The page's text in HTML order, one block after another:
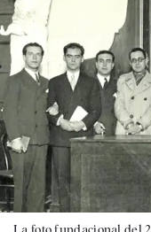
La foto fundacional del